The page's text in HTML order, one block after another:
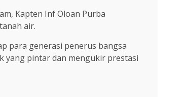
Kapten Inf Oloan Purba
air.
para generasi penerus bangsa
yang pintar dan mengukir prestasi